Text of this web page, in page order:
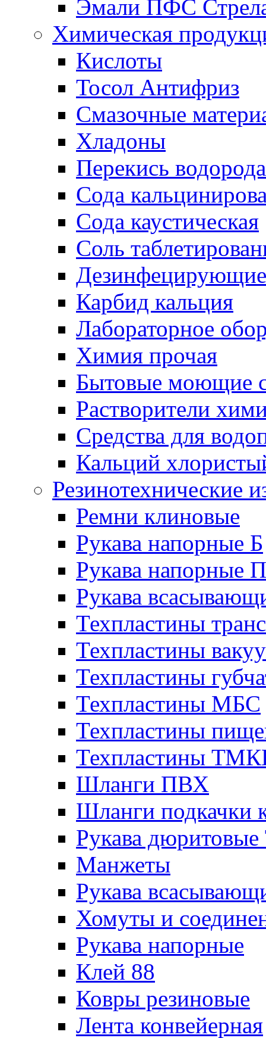
Эмали ПФС
Химическая
Кислоты
Тосол Антифриз
Смазочные
Хладоны
Перекись водорода
Сода
Сода каустическая
Соль
Дезинфецирующие
Карбид кальция
Лабораторное
Химия прочая
Бытовые моющие
Растворители
Средства для
Кальций
Резинотехнические
Ремни клиновые
Рукава напорные Б
Рукава напорные П
Рукава
Техпластины
Техпластины
Техпластины
Техпластины МБС
Техпластины
Техпластины
Шланги ПВХ
Шланги подкачки
Рукава
Манжеты
Рукава
Хомуты и
Рукава напорные
Клей 88
Ковры резиновые
Лента конвейерная